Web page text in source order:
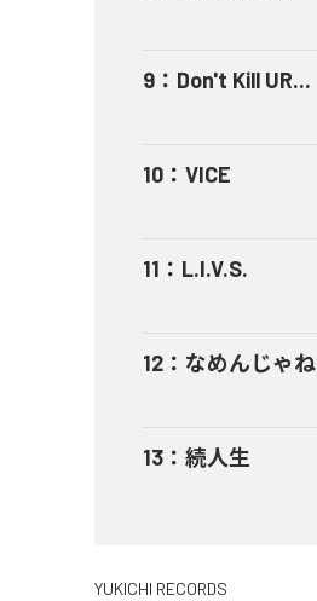
9 ： Don't Kill UR...
10 ： VICE
11 ： L.I.V.S.
12 ： なめんじゃ
13 ： 続人生
YUKICHI RECORDS